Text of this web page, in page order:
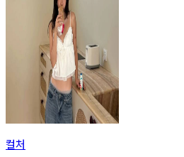
컬처